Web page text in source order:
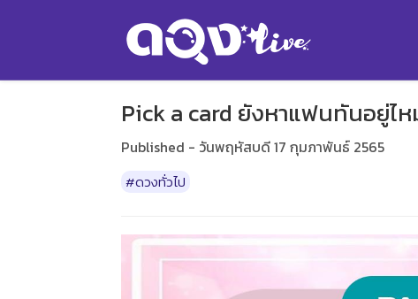
Pick a card ยังหาแฟนทันอยู่ไห
Published - วันพฤหัสบดี 17 กุมภาพันธ์ 2565
#ดวงทั่วไป